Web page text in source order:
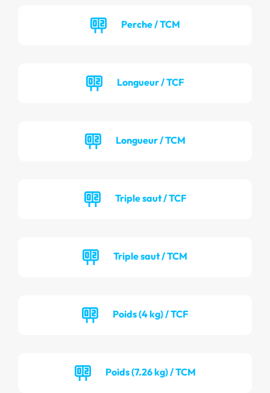
Perche / TCM
Longueur / TCF
Longueur / TCM
Triple saut / TCF
Triple saut / TCM
Poids (4 kg) / TCF
Poids (7.26 kg) / TCM